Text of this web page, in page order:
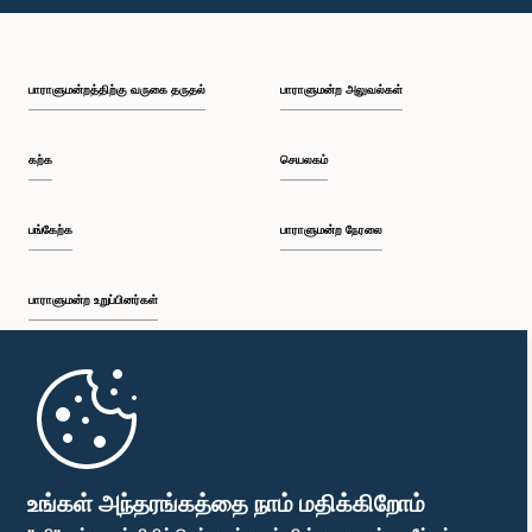
உங்கள் அந்தரங்கத்தை நாம் மதிக்கிறோம்
பி.ப. 1:43 - பி.ப. 1:53
பி.ப. 2:01 - பி.ப. 2:12
பி.ப. 2:20 - பி.ப. 2:29
பாராளுமன்றத்திற்கு வருகை தருதல்
கற்க
பங்கேற்க
பாராளுமன்ற உறுப்பினர்கள்
முதற்பக்கம்
பாராளுமன்ற அலுவல்கள்
செயலகம்
பாராளுமன்ற நேரலை
பாராளுமன்ற கையடக்க செயலி